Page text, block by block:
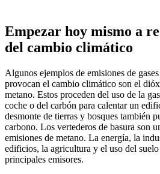
Empezar hoy mismo a
del cambio climático
Algunos ejemplos de emisiones de
provocan el cambio climático son el
metano. Estos proceden del uso de la
coche o del carbón para calentar un
desmonte de tierras y bosques también
carbono. Los vertederos de basura son
emisiones de metano. La energía, la
edificios, la agricultura y el uso del
principales emisores.